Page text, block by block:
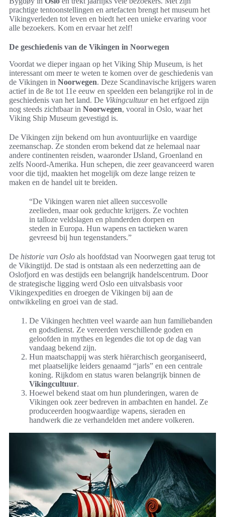
prachtige tentoonstellingen en artefacten brengt het museum het
Vikingverleden tot leven en biedt het een unieke ervaring voor
alle bezoekers. Kom en ervaar het zelf!
De geschiedenis van de Vikingen in Noorwegen
Voordat we dieper ingaan op het Viking Ship Museum, is het
interessant om meer te weten te komen over de geschiedenis van
de Vikingen in Noorwegen. Deze Scandinavische krijgers waren
actief in de 8e tot 11e eeuw en speelden een belangrijke rol in de
geschiedenis van het land. De Vikingcultuuren het erfgoed zijn
nog steeds zichtbaar in Noorwegen, vooral in Oslo, waar het
Viking Ship Museum gevestigd is.
De Vikingen zijn bekend om hun avontuurlijke en vaardige
zeemanschap. Ze stonden erom bekend dat ze helemaal naar
andere continenten reisden, waaronder IJsland, Groenland en
zelfs Noord-Amerika. Hun schepen, die zeer geavanceerd waren
voor die tijd, maakten het mogelijk om deze lange reizen te
maken en de handel uit te breiden.
“De Vikingen waren niet alleen succesvolle
zeelieden, maar ook geduchte krijgers. Ze vochten
in talloze veldslagen en plunderden dorpen en
steden in Europa. Hun wapens en tactieken waren
gevreesd bij hun tegenstanders.”
De historie van Oslo als hoofdstad van Noorwegen gaat terug tot
de Vikingtijd. De stad is ontstaan als een nederzetting aan de
Oslofjord en was destijds een belangrijk handelscentrum. Door
de strategische ligging werd Oslo een uitvalsbasis voor
Vikingexpedities en droegen de Vikingen bij aan de
ontwikkeling en groei van de stad.
De Vikingen hechtten veel waarde aan hun familiebanden
en godsdienst. Ze vereerden verschillende goden en
geloofden in mythes en legendes die tot op de dag van
vandaag bekend zijn.
Hun maatschappij was sterk hiërarchisch georganiseerd,
met plaatselijke leiders genaamd “jarls” en een centrale
koning. Rijkdom en status waren belangrijk binnen de
Vikingcultuur.
Hoewel bekend staat om hun plunderingen, waren de
Vikingen ook zeer bedreven in ambachten en handel. Ze
produceerden hoogwaardige wapens, sieraden en
handwerk die ze verhandelden met andere volkeren.